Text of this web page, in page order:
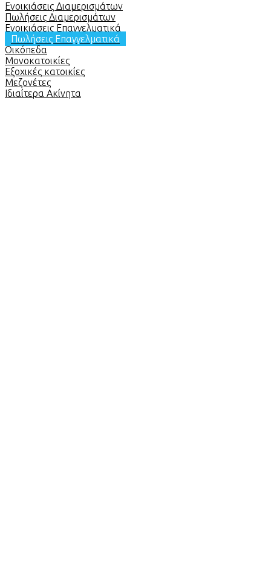
Ενοικιάσεις Διαμερισμάτων
Πωλήσεις Διαμερισμάτων
Ενοικιάσεις Επαγγελματικά
Πωλήσεις Επαγγελματικά
Οικόπεδα
Μονοκατοικίες
Εξοχικές κατοικίες
Μεζονέτες
Ιδιαίτερα Ακίνητα